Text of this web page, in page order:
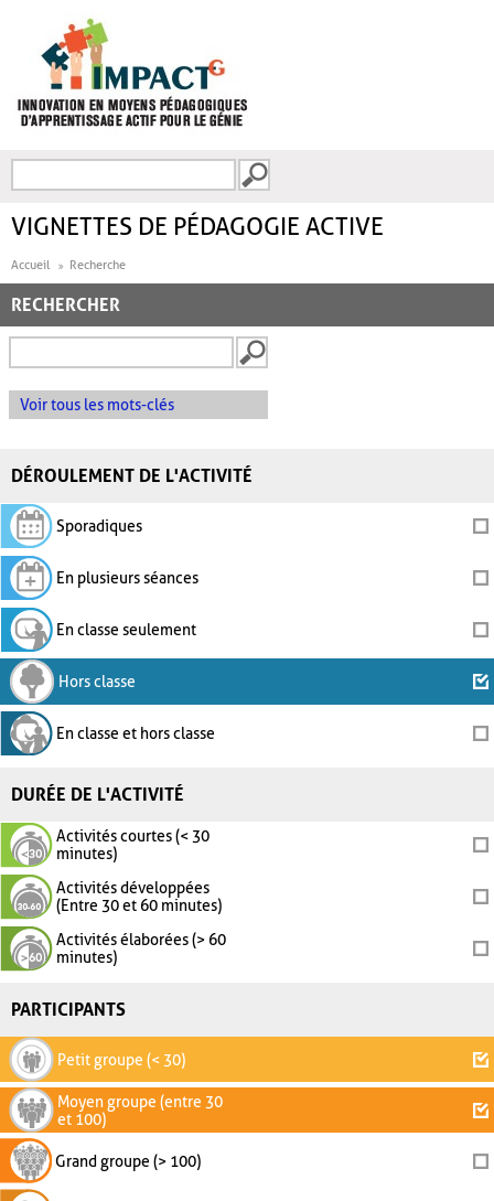
FORMULAIRE DE
VIGNETTES DE PÉDAGOGIE ACTIVE
Accueil Recherche
RECHERCHER
Voir tous les mots-clés
DÉROULEMENT DE L'ACTIVITÉ
Sporadiques
En plusieurs séances
En classe seulement
Hors classe
En classe et hors classe
DURÉE DE L'ACTIVITÉ
Activités courtes (< 30
minutes)
Activités développées
(Entre 30 et 60 minutes)
Activités élaborées (> 60
minutes)
PARTICIPANTS
Petit groupe (< 30)
Moyen groupe (entre 30
et 100)
Grand groupe (> 100)